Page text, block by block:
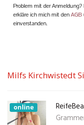
Milfs Kirchwistedt
online